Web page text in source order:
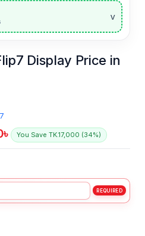
v
Display Price in
৳ You Save TK.17,000 (34%)